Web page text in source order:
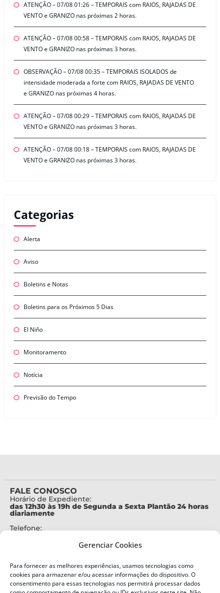
Gerenciar Cookies
Para fornecer as melhores experiências, usamos tecnologias como
cookies para armazenar e/ou acessar informações do dispositivo. O
consentimento para essas tecnologias nos permitirá processar dados
ATENÇÃO – 07/08 01:26 – TEMPORAIS com RAIOS, RAJADAS DE
VENTO e GRANIZO nas próximas 2 horas.
ATENÇÃO – 07/08 00:58 – TEMPORAIS com RAIOS, RAJADAS DE
VENTO e GRANIZO nas próximas 3 horas.
OBSERVAÇÃO – 07/08 00:35 – TEMPORAIS ISOLADOS de
intensidade moderada a forte com RAIOS, RAJADAS DE VENTO
e GRANIZO nas próximas 4 horas.
ATENÇÃO – 07/08 00:29 – TEMPORAIS com RAIOS, RAJADAS DE
VENTO e GRANIZO nas próximas 3 horas.
ATENÇÃO – 07/08 00:18 – TEMPORAIS com RAIOS, RAJADAS DE
VENTO e GRANIZO nas próximas 3 horas.
Categorias
Alerta
Aviso
Boletins e Notas
Boletins para os Próximos 5 Dias
El Niño
Monitoramento
Notícia
Previsão do Tempo
FALE CONOSCO
Horário de Expediente:
das 12h30 às 19h de Segunda a Sexta Plantão 24 horas
diariamente
Telefone:
Alertas Defesa Civil:
SMS 40199